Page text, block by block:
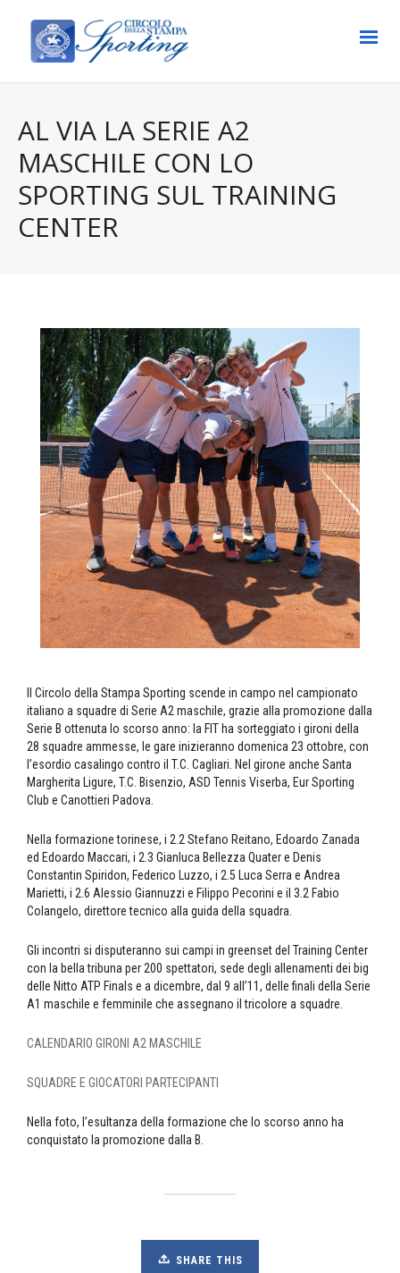
AL VIA LA SERIE A2
MASCHILE CON LO
SPORTING SUL TRAINING
CENTER
Il Circolo della Stampa Sporting scende in campo nel campionato
italiano a squadre di Serie A2 maschile, grazie alla promozione dalla
Serie B ottenuta lo scorso anno: la FIT ha sorteggiato i gironi della
28 squadre ammesse, le gare inizieranno domenica 23 ottobre, con
l’esordio casalingo contro il T.C. Cagliari. Nel girone anche Santa
Margherita Ligure, T.C. Bisenzio, ASD Tennis Viserba, Eur Sporting
Club e Canottieri Padova.
Nella formazione torinese, i 2.2 Stefano Reitano, Edoardo Zanada
ed Edoardo Maccari, i 2.3 Gianluca Bellezza Quater e Denis
Constantin Spiridon, Federico Luzzo, i 2.5 Luca Serra e Andrea
Marietti, i 2.6 Alessio Giannuzzi e Filippo Pecorini e il 3.2 Fabio
Colangelo, direttore tecnico alla guida della squadra.
Gli incontri si disputeranno sui campi in greenset del Training Center
con la bella tribuna per 200 spettatori, sede degli allenamenti dei big
delle Nitto ATP Finals e a dicembre, dal 9 all’11, delle finali della Serie
A1 maschile e femminile che assegnano il tricolore a squadre.
CALENDARIO GIRONI A2 MASCHILE
SQUADRE E GIOCATORI PARTECIPANTI
Nella foto, l’esultanza della formazione che lo scorso anno ha
conquistato la promozione dalla B.
SHARE THIS